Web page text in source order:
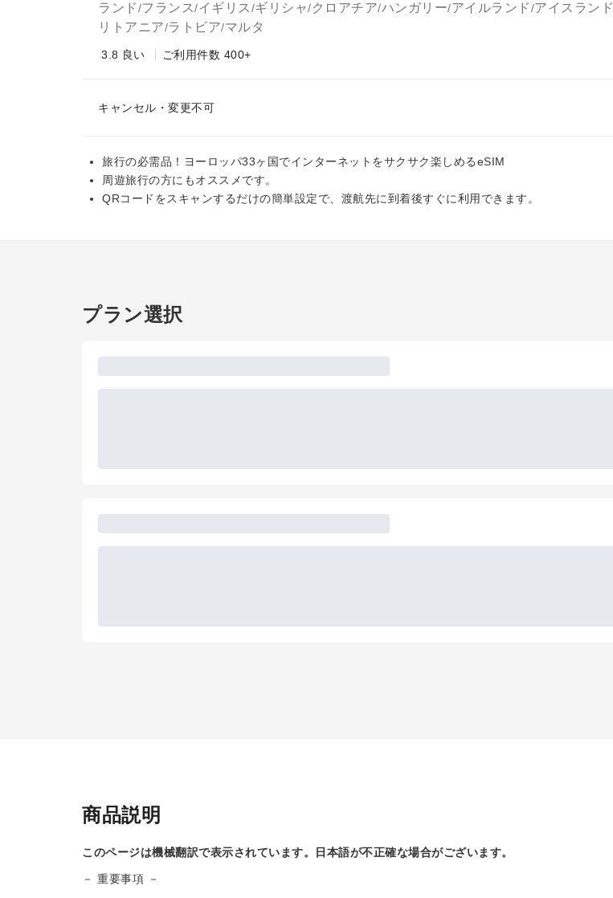
ランド/フランス/イギリス /ギリシャ/クロアチア/ハンガリー/アイルランド/アイスランド
リトアニア/ラトビア/マルタ
3.8 良い ご利用件数 400+
キャンセル・変更不可
旅行の必需品！ヨーロッパ33ヶ国でインターネットをサクサク楽しめるeSIM
周遊旅行の方にもオススメです。
QRコードをスキャンするだけの簡単設定で、渡航先に到着後すぐに利用できます。
プラン選択
商品説明
このページは機械翻訳で表示されています。日本語が不正確な場合がございます。
－ 重要事項 －